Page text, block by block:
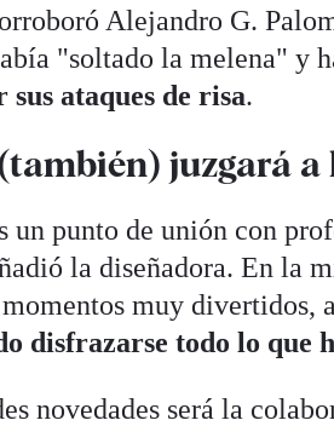
Alejandro G.
"soltado la melena" y
sus ataques de risa.
juzgará a
un punto de unión con
la diseñadora. En la
muy divertidos,
disfrazarse todo lo que
novedades será la